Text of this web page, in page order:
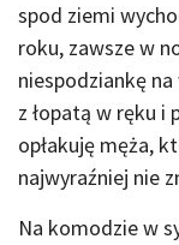
spod ziemi
roku, zawsze w
niespodziankę
z łopatą w ręku i
opłakuję męża,
najwyraźniej nie
Na komodzie w